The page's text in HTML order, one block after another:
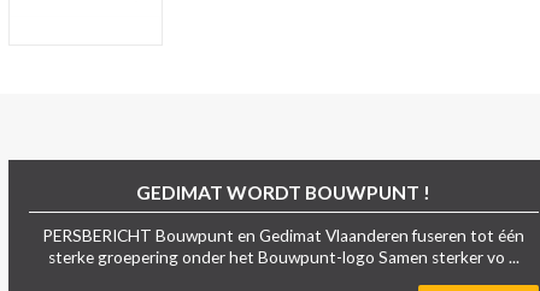
GEDIMAT WORDT BOUWPUNT !
PERSBERICHT Bouwpunt en Gedimat Vlaanderen fuseren tot één
sterke groepering onder het Bouwpunt-logo Samen sterker vo ...